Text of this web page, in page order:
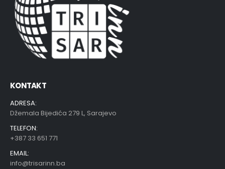
KONTAKT
ADRESA:
Džemala Bijedića 279 L, Sarajevo
TELEFON:
+387 33 651 771
EMAIL:
info@trisarinn.ba